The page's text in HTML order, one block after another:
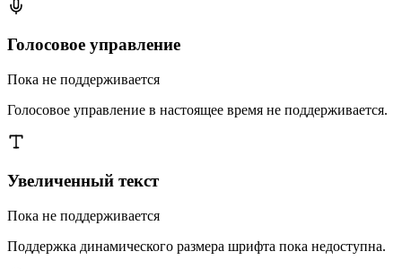
Голосовое управление
Пока не поддерживается
Голосовое управление в настоящее время не поддерживается.
Увеличенный текст
Пока не поддерживается
Поддержка динамического размера шрифта пока недоступна.